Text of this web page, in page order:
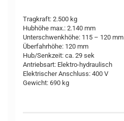
Tragkraft: 2.500 kg
Hubhöhe max.: 2.140 mm
Unterschwenkhöhe: 115 – 120 mm
Überfahrhöhe: 120 mm
Hub/Senkzeit: ca. 29 sek
Antriebsart: Elektro-hydraulisch
Elektrischer Anschluss: 400 V
Gewicht: 690 kg